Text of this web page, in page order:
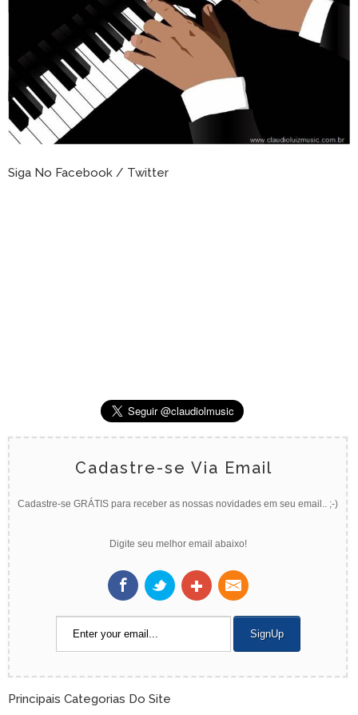
Siga No Facebook / Twitter
Cadastre-se Via Email
Cadastre-se GRÁTIS para receber as nossas novidades em seu email.. ;-)
Digite seu melhor email abaixo!
Principais Categorias Do Site